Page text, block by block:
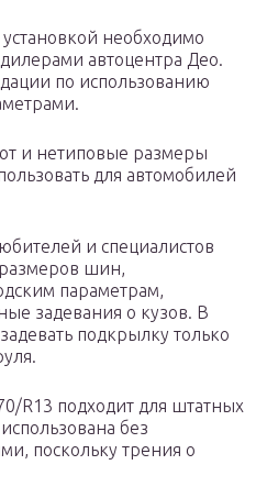
необходимо
автоцентра Део.
по использованию
и нетиповые размеры
для автомобилей
и специалистов
шин,
параметрам,
задевания о кузов. В
подкрылку только
R13 подходит для штатных
без
поскольку трения о